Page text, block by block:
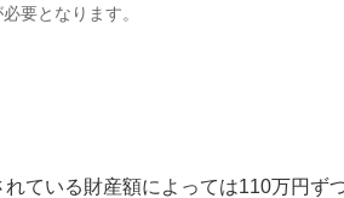
要となります。
ている財産額によっては110万円ず